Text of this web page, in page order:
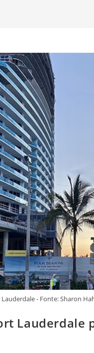
- Fonte: Sharon
Lauderdale